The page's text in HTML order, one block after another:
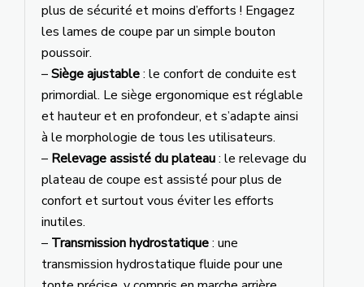
plus de sécurité et moins d’efforts ! Engagez
les lames de coupe par un simple bouton
poussoir.
–Siège ajustable: le confort de conduite est
primordial. Le siège ergonomique est réglable
et hauteur et en profondeur, et s’adapte ainsi
à le morphologie de tous les utilisateurs.
– Relevage assisté du plateau: le relevage du
plateau de coupe est assisté pour plus de
confort et surtout vous éviter les efforts
inutiles.
– Transmission hydrostatique: une
transmission hydrostatique fluide pour une